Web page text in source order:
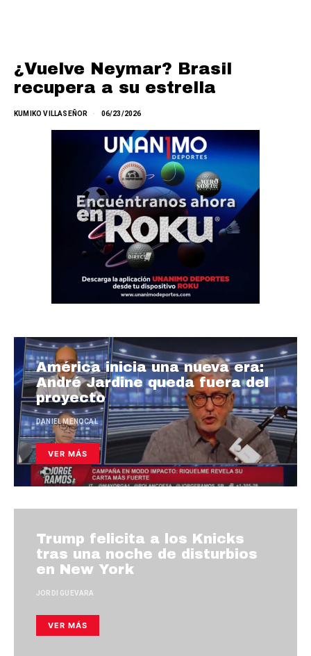
¿Vuelve Neymar? Brasil
recupera a su estrella
KUMIKO VILLASEÑOR 06/23/2026
América inicia una nueva era:
André Jardine queda fuera del
proyecto
DANIEL MENOCAL
VER MÁS
Trump felicita a los Knicks
tras una noche de disturbios
en New York
JORDI GUEVARA
VER MÁS